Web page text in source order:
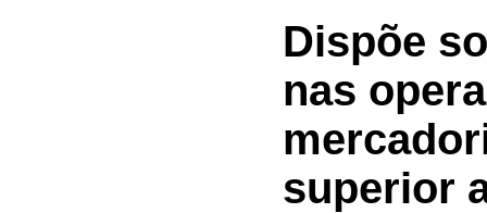
Dispõe
nas
superior